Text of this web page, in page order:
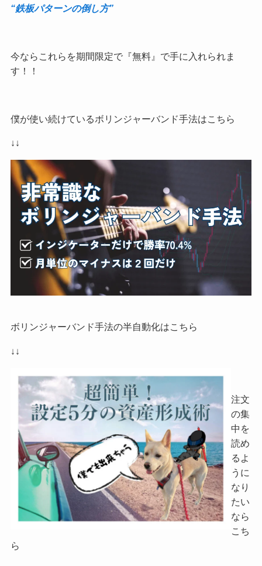
“鉄板パターンの倒し方”
今ならこれらを期間限定で『無料』で手に入れられま
す！！
僕が使い続けているボリンジャーバンド手法はこちら
↓↓
ボリンジャーバンド手法の半自動化はこちら
↓↓
注文
の集
中を
読め
るよ
うに
なり
たい
なら
こち
ら